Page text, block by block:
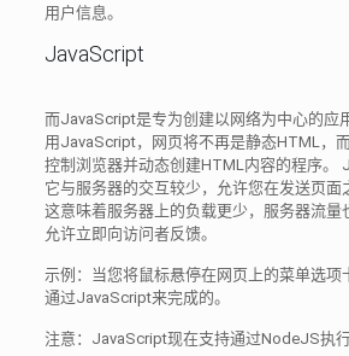
用户信息。
JavaScript
而JavaScript是专为创建以网络为中心的应
用JavaScript，网页将不再是静态HTML，
控制浏览器并动态创建HTML内容的程序。
它与服务器的交互较少，允许您在发送页面
这意味着服务器上的负载更少，服务器流量
允许立即向访问者反馈。
示例：当您将鼠标悬停在网页上的菜单选项
通过JavaScript来完成的。
注意：JavaScript现在支持通过NodeJS执